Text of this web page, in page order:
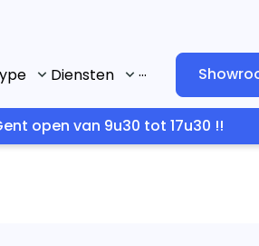
Diensten ...
open van 9u30 tot 17u30 !!